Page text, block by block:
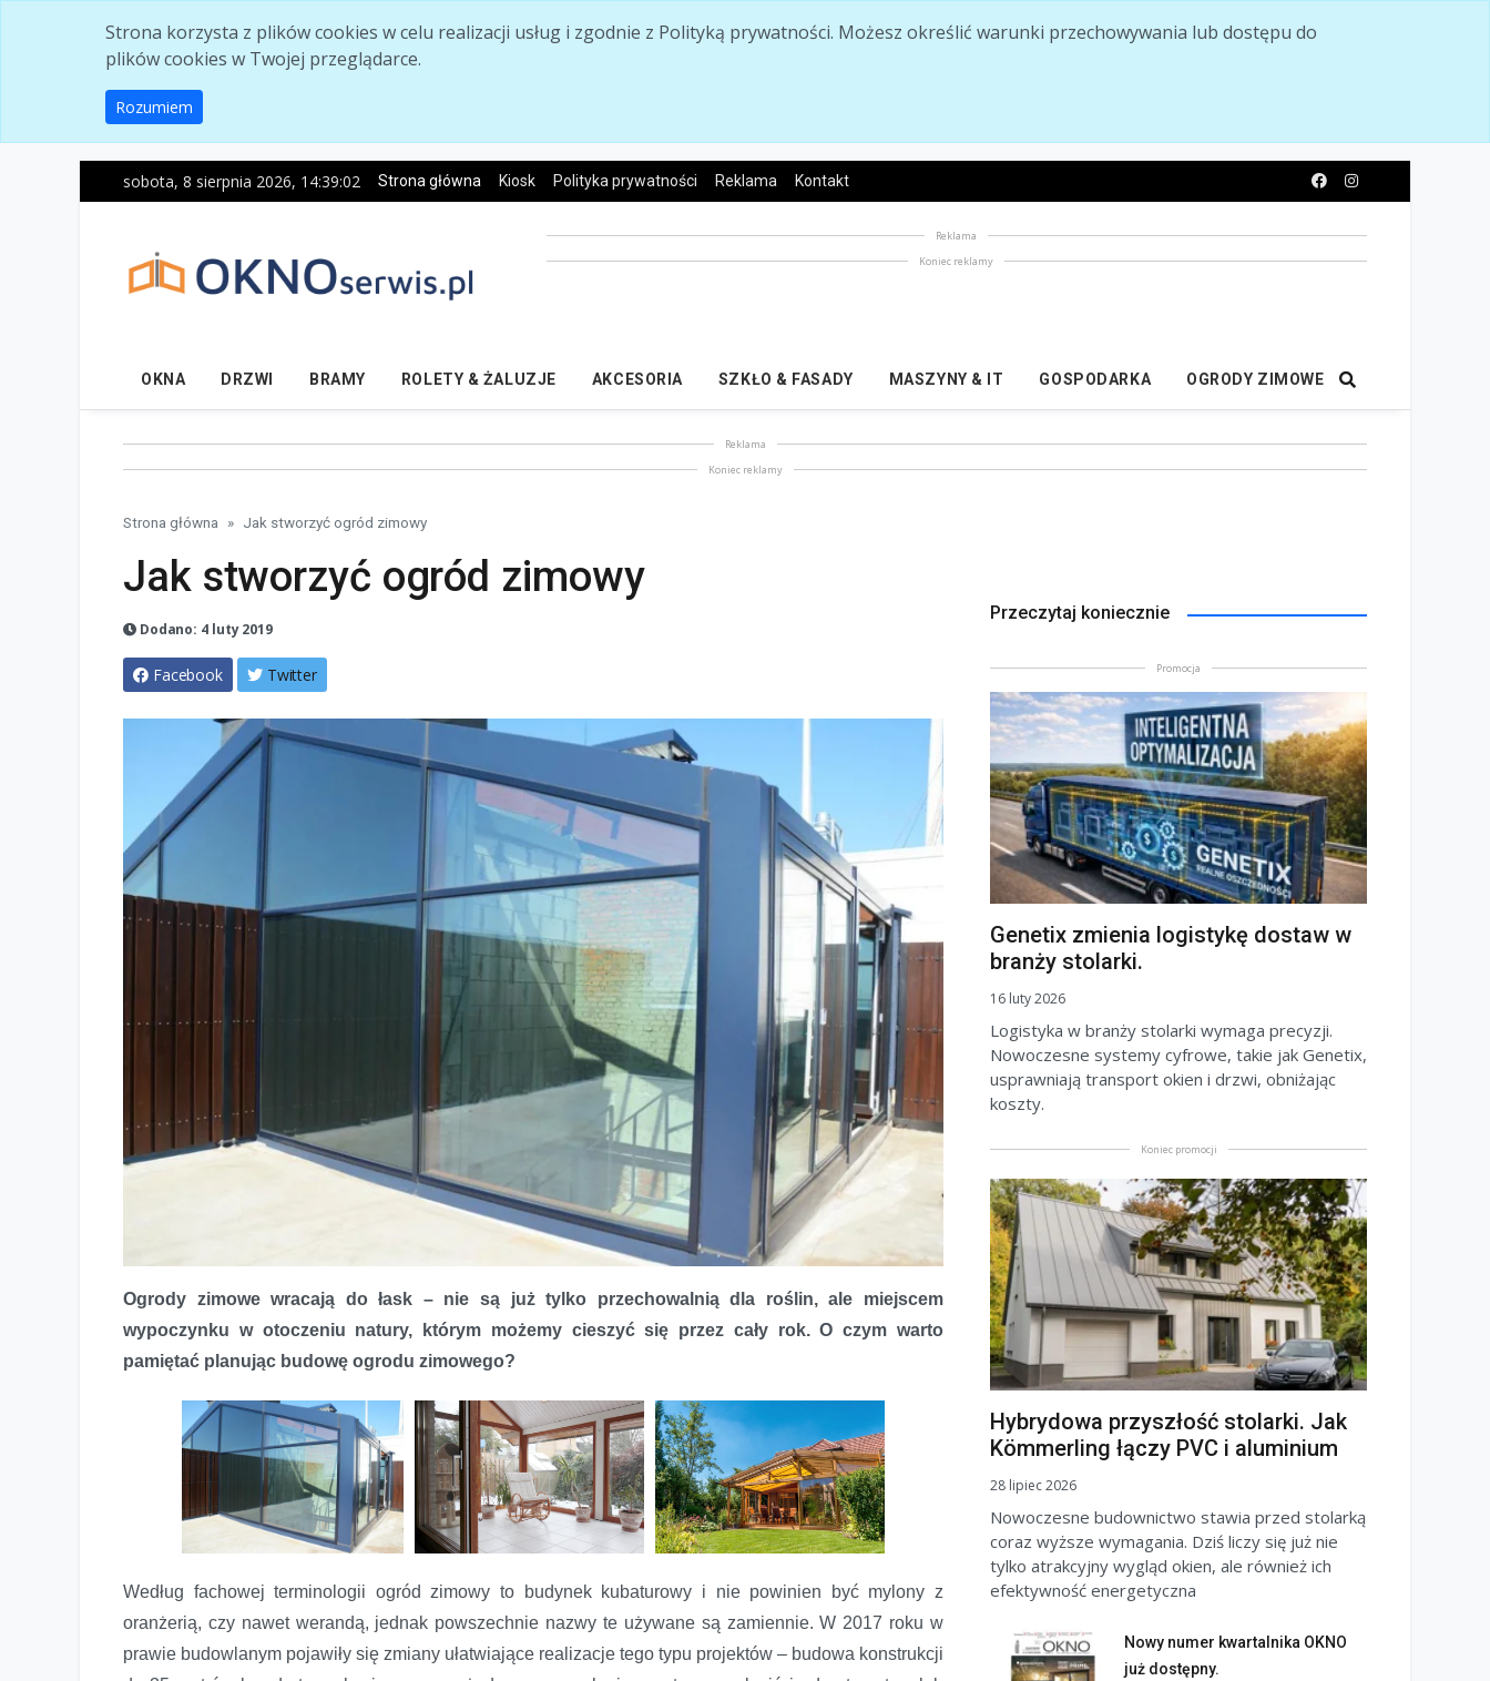
Strona korzysta z plików cookies w celu realizacji usług i zgodnie z Polityką prywatności. Możesz określić warunki przechowywania lub dostępu do
plików cookies w Twojej przeglądarce.
Rozumiem
sobota, 8 sierpnia 2026, 14:39:03 Strona główna Kiosk Polityka prywatności Reklama Kontakt
Reklama
Koniec reklamy
OKNA DRZWI BRAMY ROLETY & ŻALUZJE AKCESORIA SZKŁO & FASADY MASZYNY & IT GOSPODARKA OGRODY ZIMOWE
Reklama
Koniec reklamy
Strona główna Jak stworzyć ogród zimowy
Jak stworzyć ogród zimowy
Dodano: 4 luty 2019
Facebook Twitter
Jak stworzyć ogród zimowy
Ogrody zimowe wracają do łask – nie są już tylko przechowalnią dla roślin, ale miejscem
wypoczynku w otoczeniu natury, którym możemy cieszyć się przez cały rok. O czym warto
pamiętać planując budowę ogrodu zimowego?
Według fachowej terminologii ogród zimowy to budynek kubaturowy i nie powinien być mylony z
oranżerią, czy nawet werandą, jednak powszechnie nazwy te używane są zamiennie. W 2017 roku w
prawie budowlanym pojawiły się zmiany ułatwiające realizacje tego typu projektów – budowa konstrukcji
Przeczytaj koniecznie
Promocja
Genetix zmienia logistykę dostaw w
branży stolarki.
16 luty 2026
Logistyka w branży stolarki wymaga precyzji.
Nowoczesne systemy cyfrowe, takie jak Genetix,
usprawniają transport okien i drzwi, obniżając
koszty.
Koniec promocji
Hybrydowa przyszłość stolarki. Jak
Kömmerling łączy PVC i aluminium
28 lipiec 2026
Nowoczesne budownictwo stawia przed stolarką
coraz wyższe wymagania. Dziś liczy się już nie
tylko atrakcyjny wygląd okien, ale również ich
efektywność energetyczna
Nowy numer kwartalnika OKNO
już dostępny.